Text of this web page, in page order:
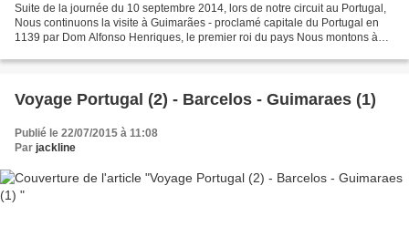
Suite de la journée du 10 septembre 2014, lors de notre circuit au Portugal,
Nous continuons la visite à Guimarães - proclamé capitale du Portugal en
1139 par Dom Alfonso Henriques, le premier roi du pays Nous montons à
Voyage Portugal (2) - Barcelos - Guimaraes (1)
Publié le 22/07/2015 à 11:08
Par jackline